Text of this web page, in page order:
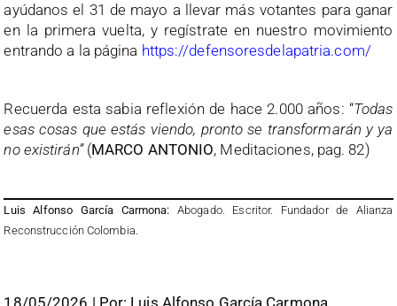
ayúdanos el 31 de mayo a llevar más votantes para ganar
en la primera vuelta, y regístrate en nuestro movimiento
entrando a la página https://defensoresdelapatria.com/
Recuerda esta sabia reflexión de hace 2.000 años: “Todas
esas cosas que estás viendo, pronto se transformarán y ya
no existirán”(MARCO ANTONIO, Meditaciones, pag. 82)
Luis Alfonso García Carmona:Abogado. Escritor. Fundador de Alianza
Reconstrucción Colombia.